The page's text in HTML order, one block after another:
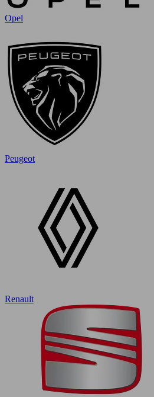
Opel
Peugeot
Renault